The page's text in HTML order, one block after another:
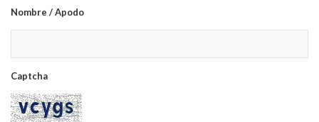
Nombre / Apodo
Captcha